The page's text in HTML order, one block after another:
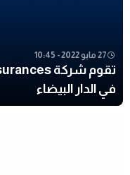
27 مايو 2022 - 10:45
في الدار البيضاء